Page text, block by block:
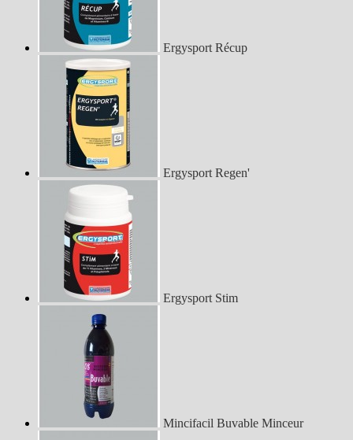
Ergysport Récup
Ergysport Regen'
Ergysport Stim
Mincifacil Buvable Minceur